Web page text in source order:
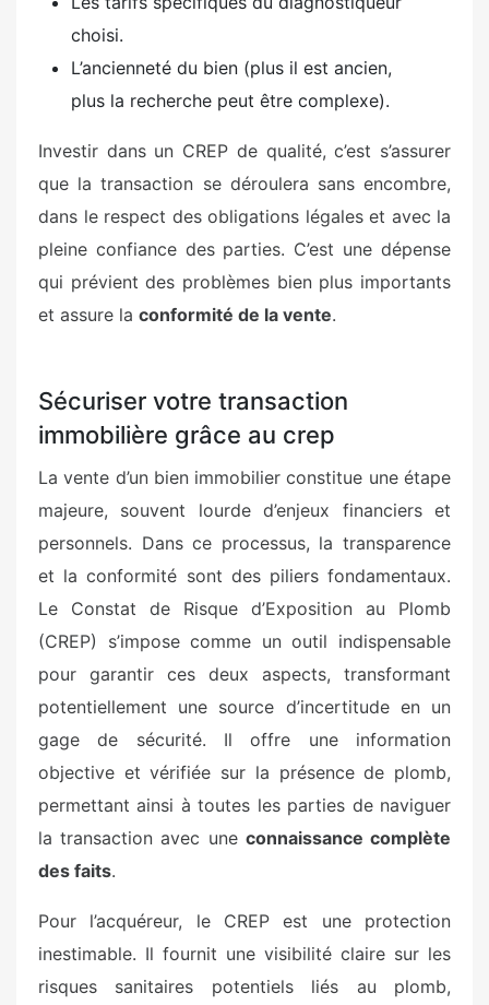
choisi.
L’ancienneté du bien (plus il est ancien,
plus la recherche peut être complexe).
Investir dans un CREP de qualité, c’est s’assurer
que la transaction se déroulera sans encombre,
dans le respect des obligations légales et avec la
pleine confiance des parties. C’est une dépense
qui prévient des problèmes bien plus importants
et assure la conformité de la vente.
Sécuriser votre transaction
immobilière grâce au crep
La vente d’un bien immobilier constitue une étape
majeure, souvent lourde d’enjeux financiers et
personnels. Dans ce processus, la transparence
et la conformité sont des piliers fondamentaux.
Le Constat de Risque d’Exposition au Plomb
(CREP) s’impose comme un outil indispensable
pour garantir ces deux aspects, transformant
potentiellement une source d’incertitude en un
gage de sécurité. Il offre une information
objective et vérifiée sur la présence de plomb,
permettant ainsi à toutes les parties de naviguer
la transaction avec une connaissance complète
des faits.
Pour l’acquéreur, le CREP est une protection
inestimable. Il fournit une visibilité claire sur les
risques sanitaires potentiels liés au plomb,